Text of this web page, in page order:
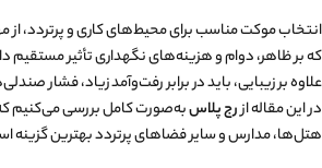
انتخاب موکت مناسب برای محیط‌های کاری و پرتردد،
که بر ظاهر، دوام و هزینه‌های نگهداری تأثیر مستقیم
علاوه بر زیبایی، باید در برابر رفت‌وآمد زیاد، فشار
در این مقاله ازرج پلاسبه‌صورت کامل بررسی می‌کنیم که
هتل‌ها، مدارس و سایر فضاهای پرتردد بهترین گزینه